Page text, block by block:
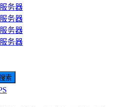
务器
务器
务器
务器
索